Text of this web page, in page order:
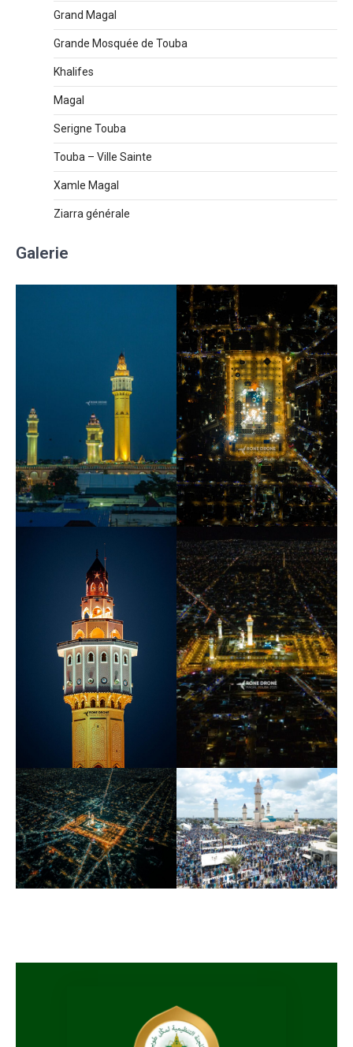
Grand Magal
Grande Mosquée de Touba
Khalifes
Magal
Serigne Touba
Touba – Ville Sainte
Xamle Magal
Ziarra générale
Galerie